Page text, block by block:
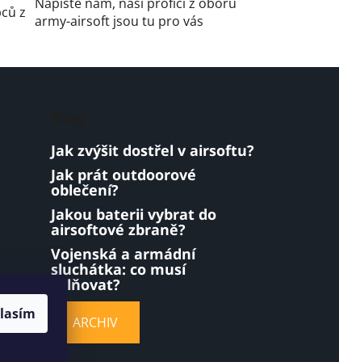
z army-airsoft jsou tu pro vás
Jak zvýšit dostřel v airsoftu?
Jak prát outdoorové
oblečení?
Jakou baterii vybrat do
airsoftové zbraně?
Vojenská a armádní
sluchátka: co musí
splňovat?
ARCHIV